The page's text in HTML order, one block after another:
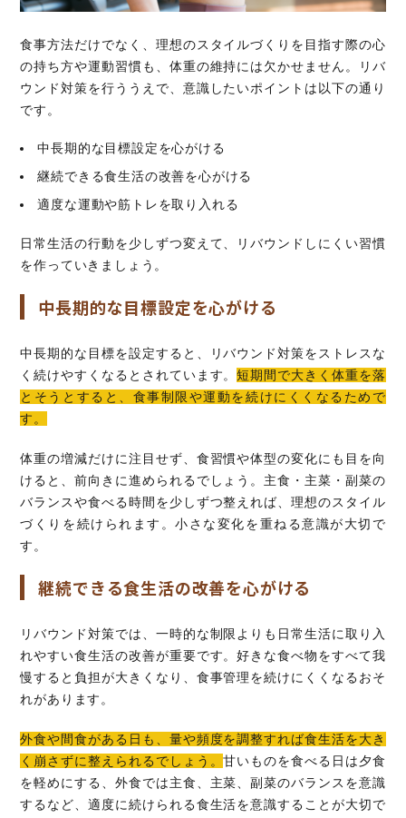
食事方法だけでなく、理想のスタイルづくりを目指す際の心
の持ち方や運動習慣も、体重の維持には欠かせません。リバ
ウンド対策を行ううえで、意識したいポイントは以下の通り
です。
中長期的な目標設定を心がける
継続できる食生活の改善を心がける
適度な運動や筋トレを取り入れる
日常生活の行動を少しずつ変えて、リバウンドしにくい習慣
を作っていきましょう。
中長期的な目標設定を心がける
中長期的な目標を設定すると、リバウンド対策をストレスな
く続けやすくなるとされています。短期間で大きく体重を落
とそうとすると、食事制限や運動を続けにくくなるためで
す。
体重の増減だけに注目せず、食習慣や体型の変化にも目を向
けると、前向きに進められるでしょう。主食・主菜・副菜の
バランスや食べる時間を少しずつ整えれば、理想のスタイル
づくりを続けられます。小さな変化を重ねる意識が大切で
す。
継続できる食生活の改善を心がける
リバウンド対策では、一時的な制限よりも日常生活に取り入
れやすい食生活の改善が重要です。好きな食べ物をすべて我
慢すると負担が大きくなり、食事管理を続けにくくなるおそ
れがあります。
外食や間食がある日も、量や頻度を調整すれば食生活を大き
く崩さずに整えられるでしょう。甘いものを食べる日は夕食
を軽めにする、外食では主食、主菜、副菜のバランスを意識
するなど、適度に続けられる食生活を意識することが大切で